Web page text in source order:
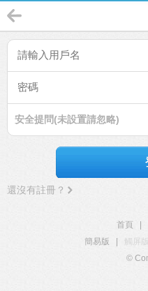
安全提問(未設置請忽略)
還沒有註冊？
首頁
簡易版
觸屏版
©